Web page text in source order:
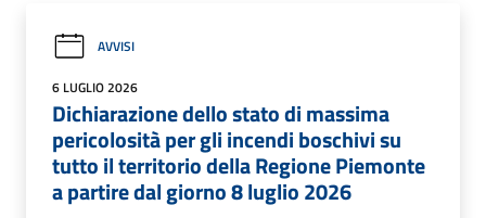
AVVISI
6 LUGLIO 2026
Dichiarazione dello stato di massima
pericolosità per gli incendi boschivi su
tutto il territorio della Regione Piemonte
a partire dal giorno 8 luglio 2026